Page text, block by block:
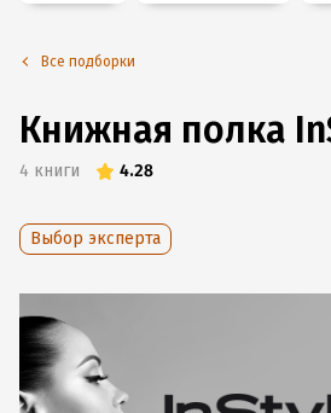
Все подборки
Книжная полка
4 книги 4.28
Выбор эксперта